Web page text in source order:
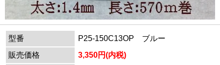
型番
P25-150C13OP ブルー
販売価格
3,350円(内税)